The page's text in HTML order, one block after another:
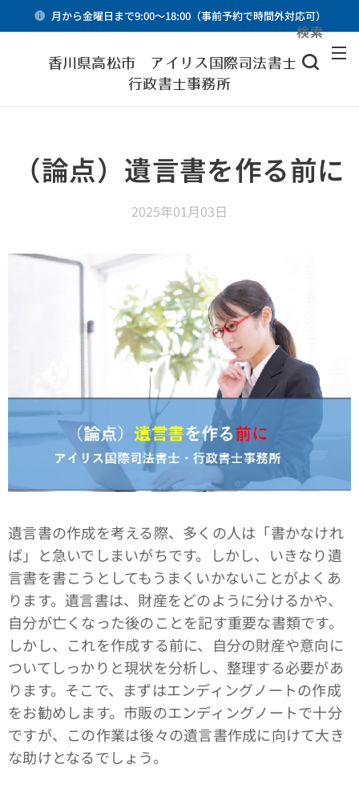
月から金曜日まで9:00～18:00（事前予約で時間外対応可）
香川県高松市 アイリス国際司法書士・
行政書士事務所
検索
（論点）遺言書を作る前に
2025年01月03日
遺言書の作成を考える際、多くの人は「書かなけれ
ば」と急いでしまいがちです。しかし、いきなり遺
言書を書こうとしてもうまくいかないことがよくあ
ります。遺言書は、財産をどのように分けるかや、
自分が亡くなった後のことを記す重要な書類です。
しかし、これを作成する前に、自分の財産や意向に
ついてしっかりと現状を分析し、整理する必要があ
ります。そこで、まずはエンディングノートの作成
をお勧めします。市販のエンディングノートで十分
ですが、この作業は後々の遺言書作成に向けて大き
な助けとなるでしょう。